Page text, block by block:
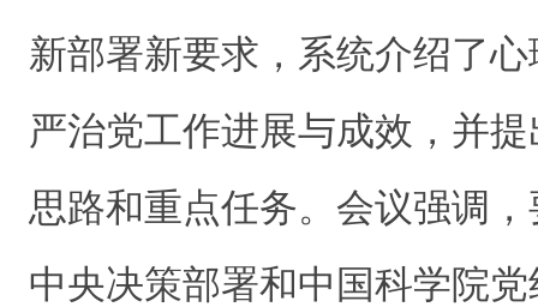
新部署新要求，系统介绍了
严治党工作进展与成效，并
思路和重点任务。会议强调
中央决策部署和中国科学院